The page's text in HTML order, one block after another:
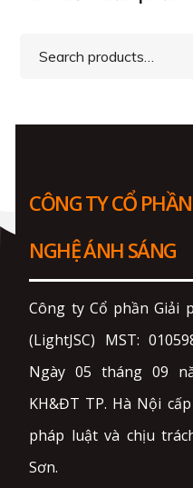
Search
CÔNG TY CỔ
NGHỆ ÁNH SÁNG
Công ty Cổ phần Giải
(LightJSC) MST:
Ngày 05 tháng 09
KH&ĐT TP. Hà Nội
pháp luật và chịu
Sơn.